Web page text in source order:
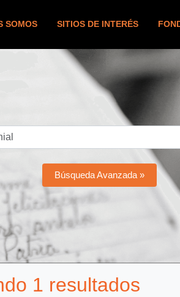
SOMOS SITIOS DE INTERÉS
Búsqueda Avanzada »
1 resultados